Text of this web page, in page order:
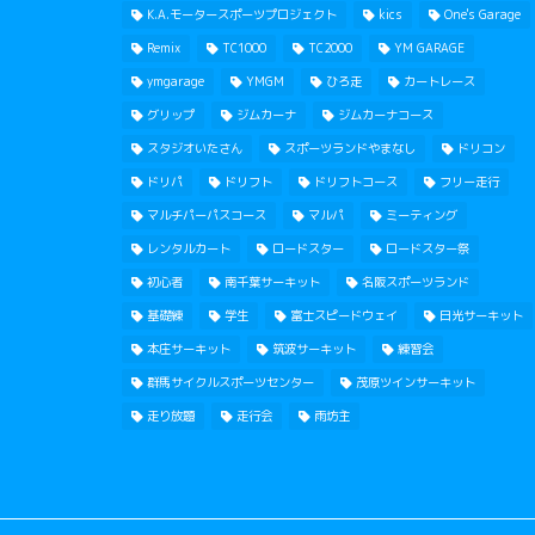
K.A.モータースポーツプロジェクト
kics
One's Garage
Remix
TC1000 TC2000
YM GARAGE
ymgarage
YMGM ひろ走
カートレース
グリップ
ジムカーナ
ジムカーナコース
スタジオいたさん
スポーツランドやまなし
ドリコン
ドリパ
ドリフト ドリフトコース
フリー走行
マルチパーパスコース
マルパ
ミーティング
レンタルカート
ロードスター
ロードスター祭
初心者
南千葉サーキット
名阪スポーツランド
基礎練
学生 富士スピードウェイ
日光サーキット
本庄サーキット
筑波サーキット
練習会
群馬サイクルスポーツセンター
茂原ツインサーキット
走り放題
走行会 雨坊主